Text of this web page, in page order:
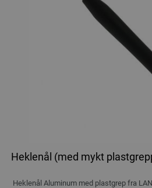
Heklenål (med mykt
Heklenål Aluminum med plastgrep fra